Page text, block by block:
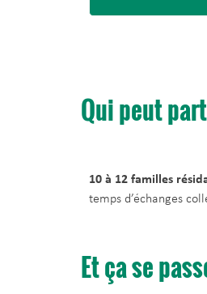
Qui peut
10 à 12 familles
temps d’échanges
Et ça se